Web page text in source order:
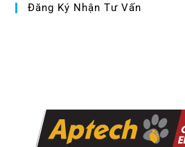
Đăng Ký Nhận Tư Vấn